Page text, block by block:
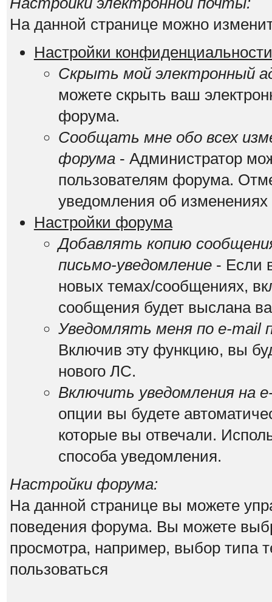
На данной странице можно
Настройки конфиденциальности
Скрыть мой электронный
можете скрыть ваш
форума.
Сообщать мне обо всех
форума- Администратор
пользователям форума.
уведомления об
Настройки форума
Добавлять копию
письмо-уведомление- Если
новых темах/сообщениях,
сообщения будет выслана
Уведомлять меня по e-mail
Включив эту функцию, вы
нового ЛС.
Включить уведомления на
опции вы будете
которые вы отвечали.
способа уведомления.
Настройки форума:
На данной странице вы можете
поведения форума. Вы можете
просмотра, например, выбор типа
пользоваться